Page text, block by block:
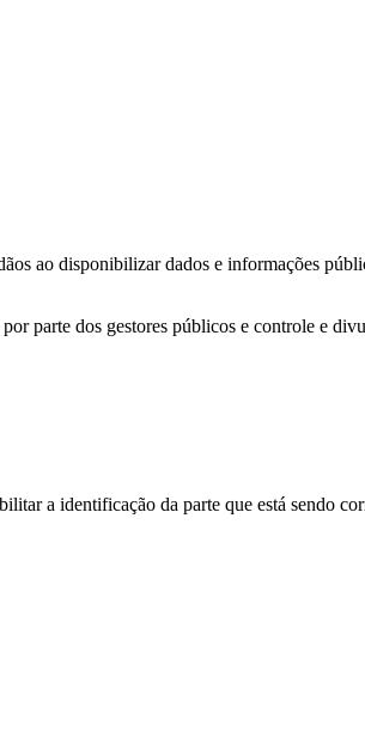
ao disponibilizar dados e informações
parte dos gestores públicos e controle e
a identificação da parte que está sendo